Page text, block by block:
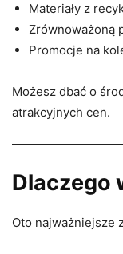
Materiały z
Zrównoważoną
Promocje na
Możesz dbać o
atrakcyjnych cen.
Dlaczego
Oto najważniejsze